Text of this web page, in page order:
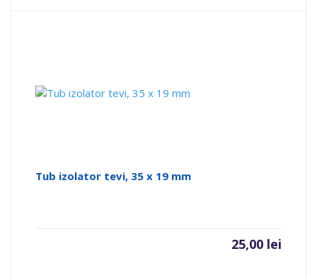
Tub izolator tevi, 35 x 19 mm
25,00 lei